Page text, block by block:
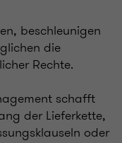
beschleunigen
die
Rechte.
schafft
der Lieferkette,
oder